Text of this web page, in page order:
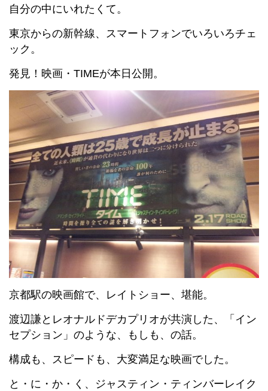
自分の中にいれたくて。
東京からの新幹線、スマートフォンでいろいろチェ
ック。
発見！映画・TIMEが本日公開。
京都駅の映画館で、レイトショー、堪能。
渡辺謙とレオナルドデカプリオが共演した、「イン
セプション」のような、もしも、の話。
構成も、スピードも、大変満足な映画でした。
と・に・か・く、ジャスティン・ティンバーレイク